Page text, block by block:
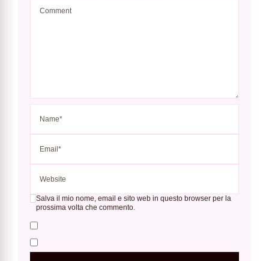
Salva il mio nome, email e sito web in questo browser per la
prossima volta che commento.